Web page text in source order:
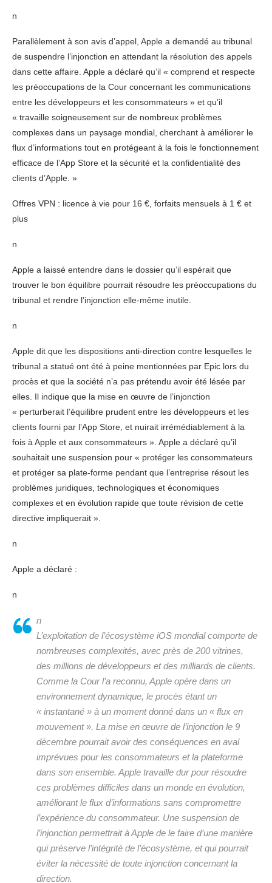
n
Parallèlement à son avis d’appel, Apple a demandé au tribunal
de suspendre l’injonction en attendant la résolution des appels
dans cette affaire. Apple a déclaré qu’il « comprend et respecte
les préoccupations de la Cour concernant les communications
entre les développeurs et les consommateurs » et qu’il
« travaille soigneusement sur de nombreux problèmes
complexes dans un paysage mondial, cherchant à améliorer le
flux d’informations tout en protégeant à la fois le fonctionnement
efficace de l’App Store et la sécurité et la confidentialité des
clients d’Apple. »
Offres VPN : licence à vie pour 16 €, forfaits mensuels à 1 € et
plus
n
Apple a laissé entendre dans le dossier qu’il espérait que
trouver le bon équilibre pourrait résoudre les préoccupations du
tribunal et rendre l’injonction elle-même inutile.
n
Apple dit que les dispositions anti-direction contre lesquelles le
tribunal a statué ont été à peine mentionnées par Epic lors du
procès et que la société n’a pas prétendu avoir été lésée par
elles. Il indique que la mise en œuvre de l’injonction
« perturberait l’équilibre prudent entre les développeurs et les
clients fourni par l’App Store, et nuirait irrémédiablement à la
fois à Apple et aux consommateurs ». Apple a déclaré qu’il
souhaitait une suspension pour « protéger les consommateurs
et protéger sa plate-forme pendant que l’entreprise résout les
problèmes juridiques, technologiques et économiques
complexes et en évolution rapide que toute révision de cette
directive impliquerait ».
n
Apple a déclaré :
n
n
L’exploitation de l’écosystème iOS mondial comporte de
nombreuses complexités, avec près de 200 vitrines,
des millions de développeurs et des milliards de clients.
Comme la Cour l’a reconnu, Apple opère dans un
environnement dynamique, le procès étant un
« instantané » à un moment donné dans un « flux en
mouvement ». La mise en œuvre de l’injonction le 9
décembre pourrait avoir des conséquences en aval
imprévues pour les consommateurs et la plateforme
dans son ensemble. Apple travaille dur pour résoudre
ces problèmes difficiles dans un monde en évolution,
améliorant le flux d’informations sans compromettre
l’expérience du consommateur. Une suspension de
l’injonction permettrait à Apple de le faire d’une manière
qui préserve l’intégrité de l’écosystème, et qui pourrait
éviter la nécessité de toute injonction concernant la
direction.